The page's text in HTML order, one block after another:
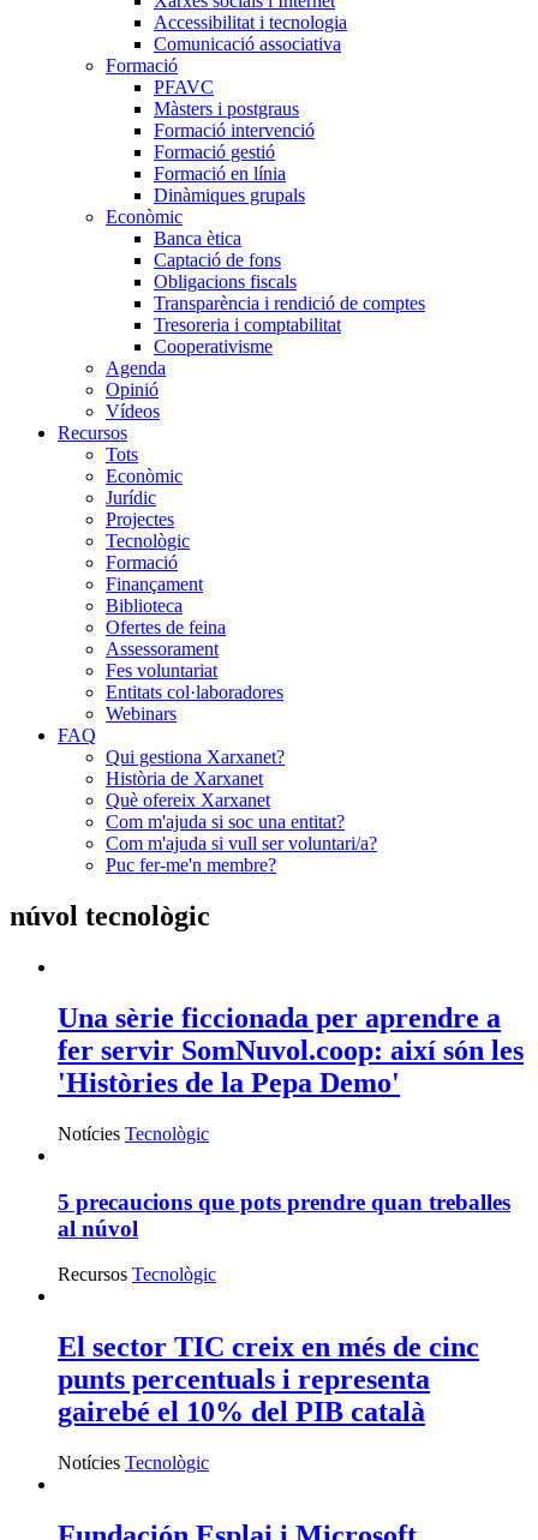
Accessibilitat i tecnologia
Comunicació associativa
Formació
PFAVC
Màsters i postgraus
Formació intervenció
Formació gestió
Formació en línia
Dinàmiques grupals
Econòmic
Banca ètica
Captació de fons
Obligacions fiscals
Transparència i rendició de comptes
Tresoreria i comptabilitat
Cooperativisme
Agenda
Opinió
Vídeos
Recursos
Tots
Econòmic
Jurídic
Projectes
Tecnològic
Formació
Finançament
Biblioteca
Ofertes de feina
Assessorament
Fes voluntariat
Entitats col·laboradores
Webinars
FAQ
Qui gestiona Xarxanet?
Història de Xarxanet
Què ofereix Xarxanet
Com m'ajuda si soc una entitat?
Com m'ajuda si vull ser voluntari/a?
Puc fer-me'n membre?
núvol tecnològic
Una sèrie ficcionada per aprendre a
fer servir SomNuvol.coop: així són les
'Històries de la Pepa Demo'
Notícies Tecnològic
5 precaucions que pots prendre quan treballes
al núvol
Recursos Tecnològic
El sector TIC creix en més de cinc
punts percentuals i representa
gairebé el 10% del PIB català
Notícies Tecnològic